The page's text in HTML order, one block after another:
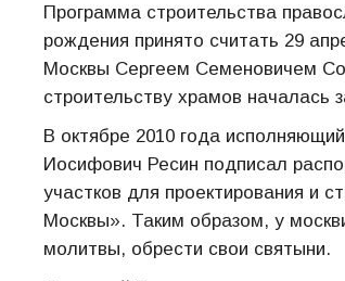
Программа строительства
рождения принято считать 29
Москвы Сергеем Семеновичем
строительству храмов началась
В октябре 2010 года
Иосифович Ресин подписал
участков для проектирования и
Москвы». Таким образом, у
молитвы, обрести свои святыни.